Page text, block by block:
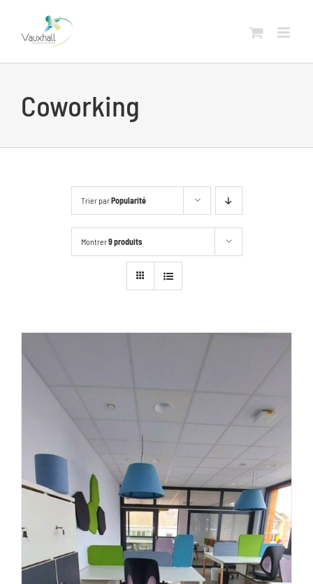
Coworking
Trier parPopularité
Montrer9 produits